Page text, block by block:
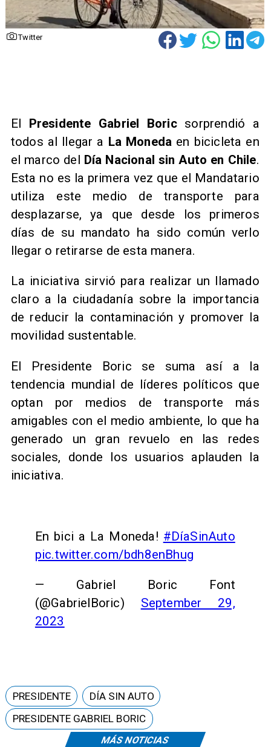
Twitter
El Presidente Gabriel Boric sorprendió a
todos al llegar a La Moneda en bicicleta en
el marco del Día Nacional sin Auto en Chile.
Esta no es la primera vez que el Mandatario
utiliza este medio de transporte para
desplazarse, ya que desde los primeros
días de su mandato ha sido común verlo
llegar o retirarse de esta manera.
La iniciativa sirvió para realizar un llamado
claro a la ciudadanía sobre la importancia
de reducir la contaminación y promover la
movilidad sustentable.
El Presidente Boric se suma así a la
tendencia mundial de líderes políticos que
optan por medios de transporte más
amigables con el medio ambiente, lo que ha
generado un gran revuelo en las redes
sociales, donde los usuarios aplauden la
iniciativa.
En bici a La Moneda! #DíaSinAuto
pic.twitter.com/bdh8enBhug
— Gabriel Boric Font
(@GabrielBoric) September 29,
2023
MÁS NOTICIAS
PRESIDENTE
DÍA SIN AUTO
PRESIDENTE GABRIEL BORIC